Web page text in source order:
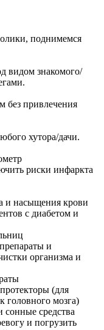
поднимемся
видом знакомого/
без привлечения
хутора/дачи.
риски инфаркта
и насыщения крови
с диабетом и
и
организма и
(для
головного мозга)
средства
и погрузить